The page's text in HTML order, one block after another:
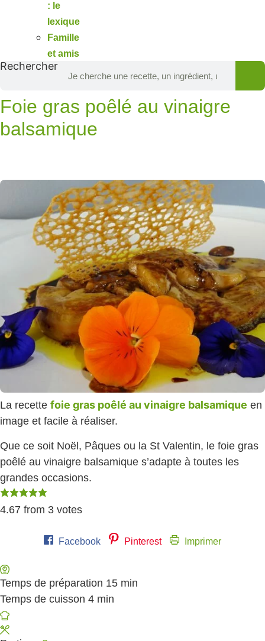
: le
lexique
Famille
et amis
Rechercher
Foie gras poêlé au vinaigre
balsamique
La recette foie gras poêlé au vinaigre balsamique en
image et facile à réaliser.
Que ce soit Noël, Pâques ou la St Valentin, le foie gras
poêlé au vinaigre balsamique s’adapte à toutes les
grandes occasions.
4.67 from 3 votes
Facebook Pinterest Imprimer
Temps de préparation 15 minutes
min
Temps de cuisson 4 minutes
min